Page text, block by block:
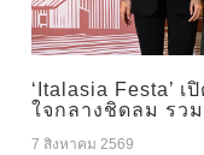
‘Italasia Festa’
ใจกลางชิดลม รว
7 สิงหาคม 2569